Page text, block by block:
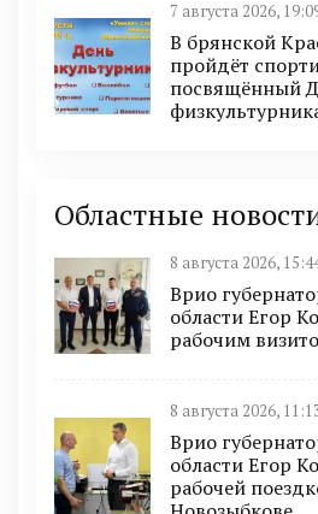
7 августа 2026,
В брянской
пройдёт
посвящённый
Областные
8 августа 2026,
Врио
области Егор
рабочим
8 августа 2026,
Врио
области Егор
рабочей